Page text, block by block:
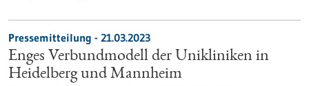
Pressemitteilung - 21.03.2023
Enges Verbundmodell der Unikliniken in
Heidelberg und Mannheim